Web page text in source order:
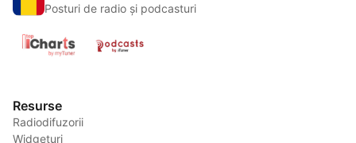
Posturi de radio și podcasturi
Resurse
Radiodifuzorii
Widgeturi